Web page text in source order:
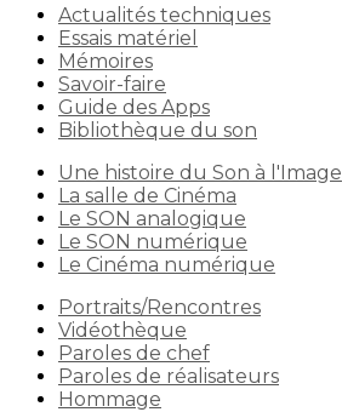
Actualités techniques
Essais matériel
Mémoires
Savoir-faire
Guide des Apps
Bibliothèque du son
Une histoire du Son à l'Image
La salle de Cinéma
Le SON analogique
Le SON numérique
Le Cinéma numérique
Portraits/Rencontres
Vidéothèque
Paroles de chef
Paroles de réalisateurs
Hommage